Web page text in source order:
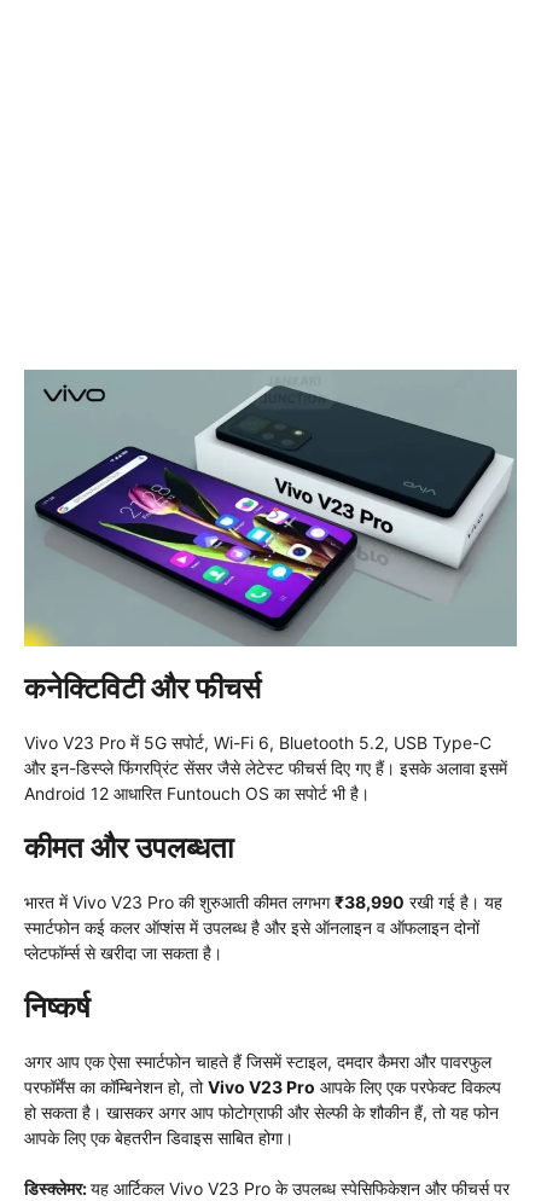
कनेक्टिविटी और फीचर्स
Vivo V23 Pro में 5G सपोर्ट, Wi-Fi 6, Bluetooth 5.2, USB Type-C
और इन-डिस्प्ले फिंगरप्रिंट सेंसर जैसे लेटेस्ट फीचर्स दिए गए हैं। इसके अलावा इसमें
Android 12 आधारित Funtouch OS का सपोर्ट भी है।
कीमत और उपलब्धता
भारत में Vivo V23 Pro की शुरुआती कीमत लगभग₹38,990 रखी गई है। यह
स्मार्टफोन कई कलर ऑप्शंस में उपलब्ध है और इसे ऑनलाइन व ऑफलाइन दोनों
प्लेटफॉर्म्स से खरीदा जा सकता है।
निष्कर्ष
अगर आप एक ऐसा स्मार्टफोन चाहते हैं जिसमें स्टाइल, दमदार कैमरा और पावरफुल
परफॉर्मेंस का कॉम्बिनेशन हो, तोVivo V23 Pro आपके लिए एक परफेक्ट विकल्प
हो सकता है। खासकर अगर आप फोटोग्राफी और सेल्फी के शौकीन हैं, तो यह फोन
आपके लिए एक बेहतरीन डिवाइस साबित होगा।
डिस्क्लेमर:यह आर्टिकल Vivo V23 Pro के उपलब्ध स्पेसिफिकेशन और फीचर्स पर